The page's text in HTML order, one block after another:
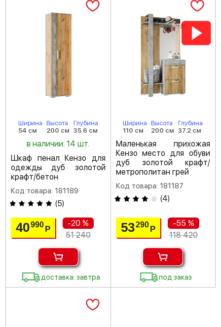
Ширина
54 см
Высота
200 см
Глубина
35.6 см
в наличии: 14 шт.
Шкаф пенал Кензо для
одежды дуб золотой
крафт/бетон
Код товара: 181189
(5)
40990Р
-20 %
51 240
доставка: завтра
Ширина
110 см
Высота
200 см
Глубина
37.2 см
Маленькая прихожая
Кензо место для обуви
дуб золотой крафт/
метрополитан грей
Код товара: 181187
(4)
53290 Р
-55 %
118 420
под заказ